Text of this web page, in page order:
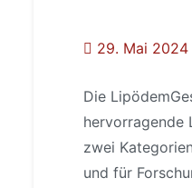
29. Mai 2024
Die
hervorragende
zwei
und für